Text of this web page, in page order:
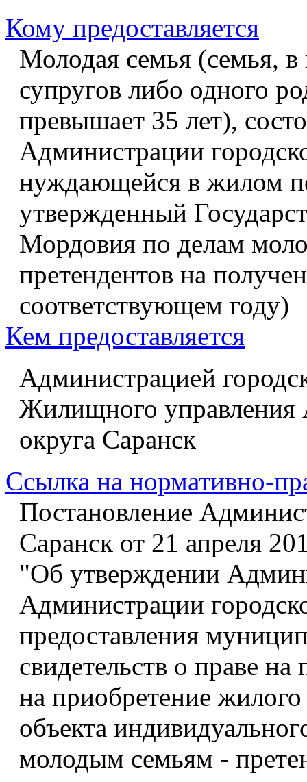
Кому предоставляется
Молодая семья (семья, в
супругов либо одного
превышает 35 лет),
Администрации
нуждающейся в жилом
утвержденный
Мордовия по делам
претендентов на
соответствующем году)
Кем предоставляется
Администрацией
Жилищного управления
округа Саранск
Ссылка на нормативно-
Постановление
Саранск от 21 апреля
"Об утверждении
Администрации
предоставления
свидетельств о праве
на приобретение
объекта
молодым семьям -